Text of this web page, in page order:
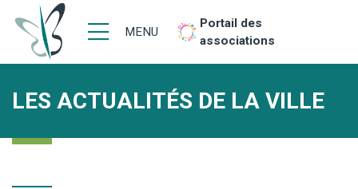
MENU
Portail des
associations
LES ACTUALITÉS DE LA VILLE